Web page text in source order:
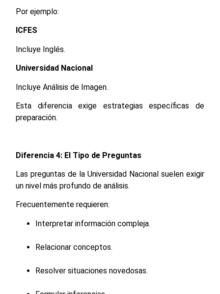
Por ejemplo:
ICFES
Incluye Inglés.
Universidad Nacional
Incluye Análisis de Imagen.
Esta diferencia exige estrategias específicas de
preparación.
Diferencia 4: El Tipo de Preguntas
Las preguntas de la Universidad Nacional suelen exigir
un nivel más profundo de análisis.
Frecuentemente requieren:
Interpretar información compleja.
Relacionar conceptos.
Resolver situaciones novedosas.